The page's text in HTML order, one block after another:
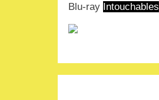
Blu-ray Intouchables